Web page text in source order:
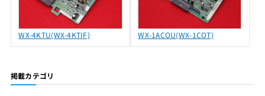
WX-4KTU(WX-4KTIF) WX-1ACOU(WX-1COT)
掲載カテゴリ